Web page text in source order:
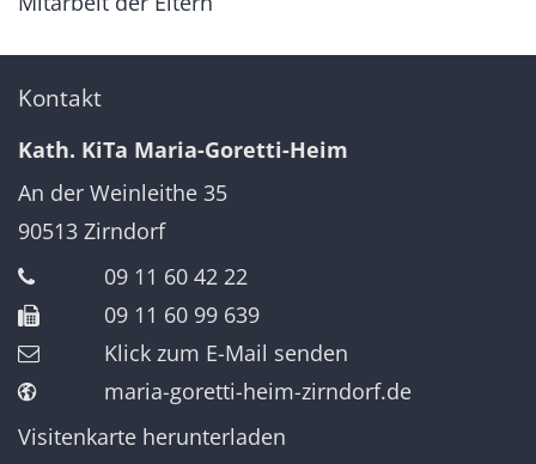
Kontakt
Kath. KiTa Maria-Goretti-Heim
An der Weinleithe 35
90513 Zirndorf
09 11 60 42 22
09 11 60 99 639
Klick zum E-Mail senden
maria-goretti-heim-zirndorf.de
Visitenkarte herunterladen